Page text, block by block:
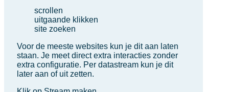
scrollen
uitgaande klikken
site zoeken
Voor de meeste websites kun je dit aan laten
staan. Je meet direct extra interacties zonder
extra configuratie. Per datastream kun je dit
later aan of uit zetten.